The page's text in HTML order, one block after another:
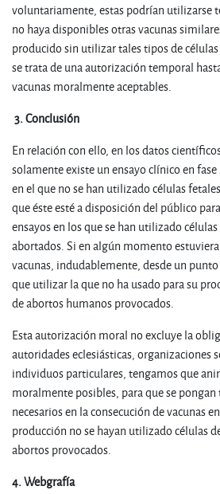
voluntariamente, estas podrían utilizarse
no haya disponibles otras vacunas
producido sin utilizar tales tipos de
se trata de una autorización temporal
vacunas moralmente aceptables.
3. Conclusión
En relación con ello, en los datos
solamente existe un ensayo clínico en
en el que no se han utilizado células
que éste esté a disposición del público
ensayos en los que se han utilizado
abortados. Si en algún momento
vacunas, indudablemente, desde un
que utilizar la que no ha usado para su
de abortos humanos provocados.
Esta autorización moral no excluye la
autoridades eclesiásticas, organizaciones
individuos particulares, tengamos que
moralmente posibles, para que se
necesarios en la consecución de vacunas
producción no se hayan utilizado células
abortos provocados.
4. Webgrafía